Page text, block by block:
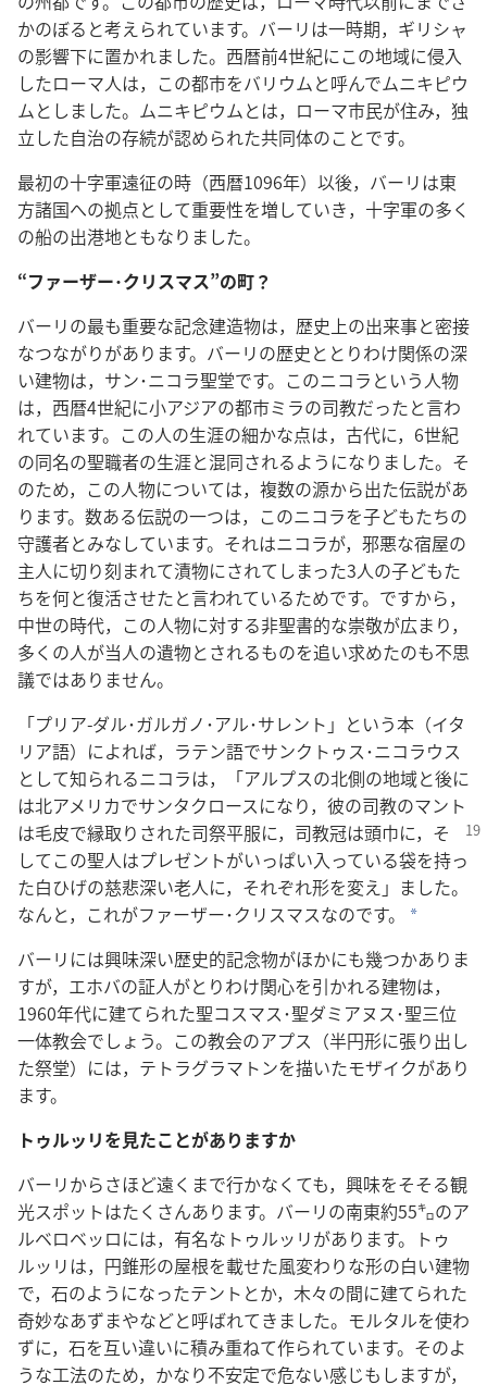
かのぼると考えられています。バーリは一時期，ギリシャ
の影響下に置かれました。西暦前4世紀にこの地域に侵入
したローマ人は，この都市をバリウムと呼んでムニキピウ
ムとしました。ムニキピウムとは，ローマ市民が住み，独
立した自治の存続が認められた共同体のことです。
最初の十字軍遠征の時（西暦1096年）以後，バーリは東
方諸国への拠点として重要性を増していき，十字軍の多く
の船の出港地ともなりました。
“ファーザー･クリスマス”の町？
バーリの最も重要な記念建造物は，歴史上の出来事と密接
なつながりがあります。バーリの歴史ととりわけ関係の深
い建物は，サン･ニコラ聖堂です。このニコラという人物
は，西暦4世紀に小アジアの都市ミラの司教だったと言わ
れています。この人の生涯の細かな点は，古代に，6世紀
の同名の聖職者の生涯と混同されるようになりました。そ
のため，この人物については，複数の源から出た伝説があ
ります。数ある伝説の一つは，このニコラを子どもたちの
守護者とみなしています。それはニコラが，邪悪な宿屋の
主人に切り刻まれて漬物にされてしまった3人の子どもた
ちを何と復活させたと言われているためです。ですから，
中世の時代，この人物に対する非聖書的な崇敬が広まり，
多くの人が当人の遺物とされるものを追い求めたのも不思
議ではありません。
「プリア-ダル･ガルガノ･アル･サレント」という本（イタ
リア語）によれば，ラテン語でサンクトゥス･ニコラウス
として知られるニコラは，「アルプスの北側の地域と後に
は北アメリカでサンタクロースになり，彼の司教のマント
は毛皮で縁取りされた司祭平服に，司教冠は頭巾に，そ
してこの聖人はプレゼントがいっぱい入っている袋を持っ
た白ひげの慈悲深い老人に，それぞれ形を変え」ました。
なんと，これがファーザー･クリスマスなのです。
*
バーリには興味深い歴史的記念物がほかにも幾つかありま
すが，エホバの証人がとりわけ関心を引かれる建物は，
1960年代に建てられた聖コスマス･聖ダミアヌス･聖三位
一体教会でしょう。この教会のアプス（半円形に張り出し
た祭堂）には，テトラグラマトンを描いたモザイクがあり
ます。
トゥルッリを見たことがありますか
バーリからさほど遠くまで行かなくても，興味をそそる観
光スポットはたくさんあります。バーリの南東約55㌔のア
ルベロベッロには，有名なトゥルッリがあります。トゥ
ルッリは，円錐形の屋根を載せた風変わりな形の白い建物
で，石のようになったテントとか，木々の間に建てられた
奇妙なあずまやなどと呼ばれてきました。モルタルを使わ
ずに，石を互い違いに積み重ねて作られています。そのよ
うな工法のため，かなり不安定で危ない感じもしますが，